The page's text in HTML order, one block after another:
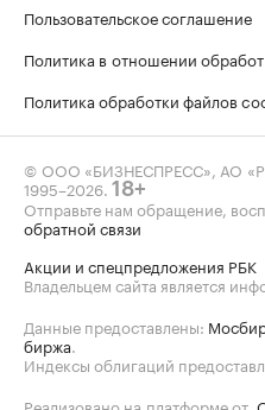
Пользовательское соглашение
Политика в отношении
Политика обработки файлов
© ООО «БИЗНЕСПРЕСС», АО
1995–2026 18+
Отправьте нам обращение,
обратной связи
Акции и спецпредложения РБК
Владельцем сайта является
Данные предоставлены:
биржа
Индексы облигаций
Реализовано на платформе от